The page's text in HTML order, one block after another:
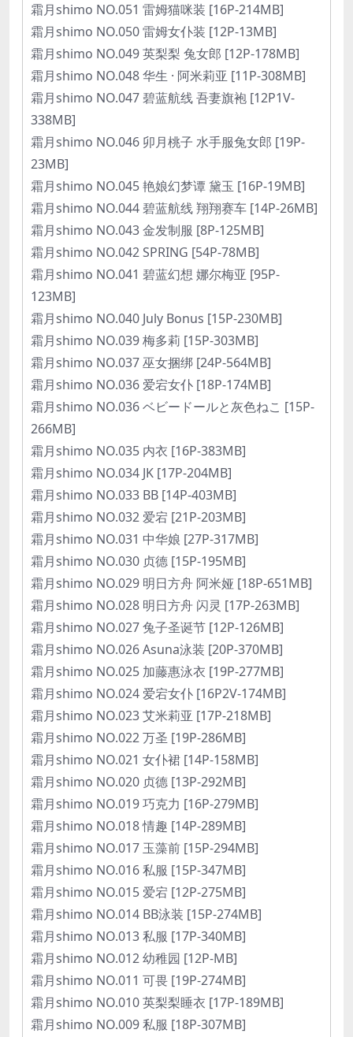
霜月shimo NO.051 雷姆猫咪装 [16P-214MB]
霜月shimo NO.050 雷姆女仆装 [12P-13MB]
霜月shimo NO.049 英梨梨 兔女郎 [12P-178MB]
霜月shimo NO.048 华生 · 阿米莉亚 [11P-308MB]
霜月shimo NO.047 碧蓝航线 吾妻旗袍 [12P1V-
338MB]
霜月shimo NO.046 卯月桃子 水手服兔女郎 [19P-
23MB]
霜月shimo NO.045 艳娘幻梦谭 黛玉 [16P-19MB]
霜月shimo NO.044 碧蓝航线 翔翔赛车 [14P-26MB]
霜月shimo NO.043 金发制服 [8P-125MB]
霜月shimo NO.042 SPRING [54P-78MB]
霜月shimo NO.041 碧蓝幻想 娜尔梅亚 [95P-
123MB]
霜月shimo NO.040 July Bonus [15P-230MB]
霜月shimo NO.039 梅多莉 [15P-303MB]
霜月shimo NO.037 巫女捆绑 [24P-564MB]
霜月shimo NO.036 爱宕女仆 [18P-174MB]
霜月shimo NO.036 ベビードールと灰色ねこ [15P-
266MB]
霜月shimo NO.035 内衣 [16P-383MB]
霜月shimo NO.034 JK [17P-204MB]
霜月shimo NO.033 BB [14P-403MB]
霜月shimo NO.032 爱宕 [21P-203MB]
霜月shimo NO.031 中华娘 [27P-317MB]
霜月shimo NO.030 贞德 [15P-195MB]
霜月shimo NO.029 明日方舟 阿米娅 [18P-651MB]
霜月shimo NO.028 明日方舟 闪灵 [17P-263MB]
霜月shimo NO.027 兔子圣诞节 [12P-126MB]
霜月shimo NO.026 Asuna泳装 [20P-370MB]
霜月shimo NO.025 加藤惠泳衣 [19P-277MB]
霜月shimo NO.024 爱宕女仆 [16P2V-174MB]
霜月shimo NO.023 艾米莉亚 [17P-218MB]
霜月shimo NO.022 万圣 [19P-286MB]
霜月shimo NO.021 女仆裙 [14P-158MB]
霜月shimo NO.020 贞德 [13P-292MB]
霜月shimo NO.019 巧克力 [16P-279MB]
霜月shimo NO.018 情趣 [14P-289MB]
霜月shimo NO.017 玉藻前 [15P-294MB]
霜月shimo NO.016 私服 [15P-347MB]
霜月shimo NO.015 爱宕 [12P-275MB]
霜月shimo NO.014 BB泳装 [15P-274MB]
霜月shimo NO.013 私服 [17P-340MB]
霜月shimo NO.012 幼稚园 [12P-MB]
霜月shimo NO.011 可畏 [19P-274MB]
霜月shimo NO.010 英梨梨睡衣 [17P-189MB]
霜月shimo NO.009 私服 [18P-307MB]